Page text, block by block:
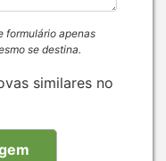
formulário apenas
se destina.
similares no